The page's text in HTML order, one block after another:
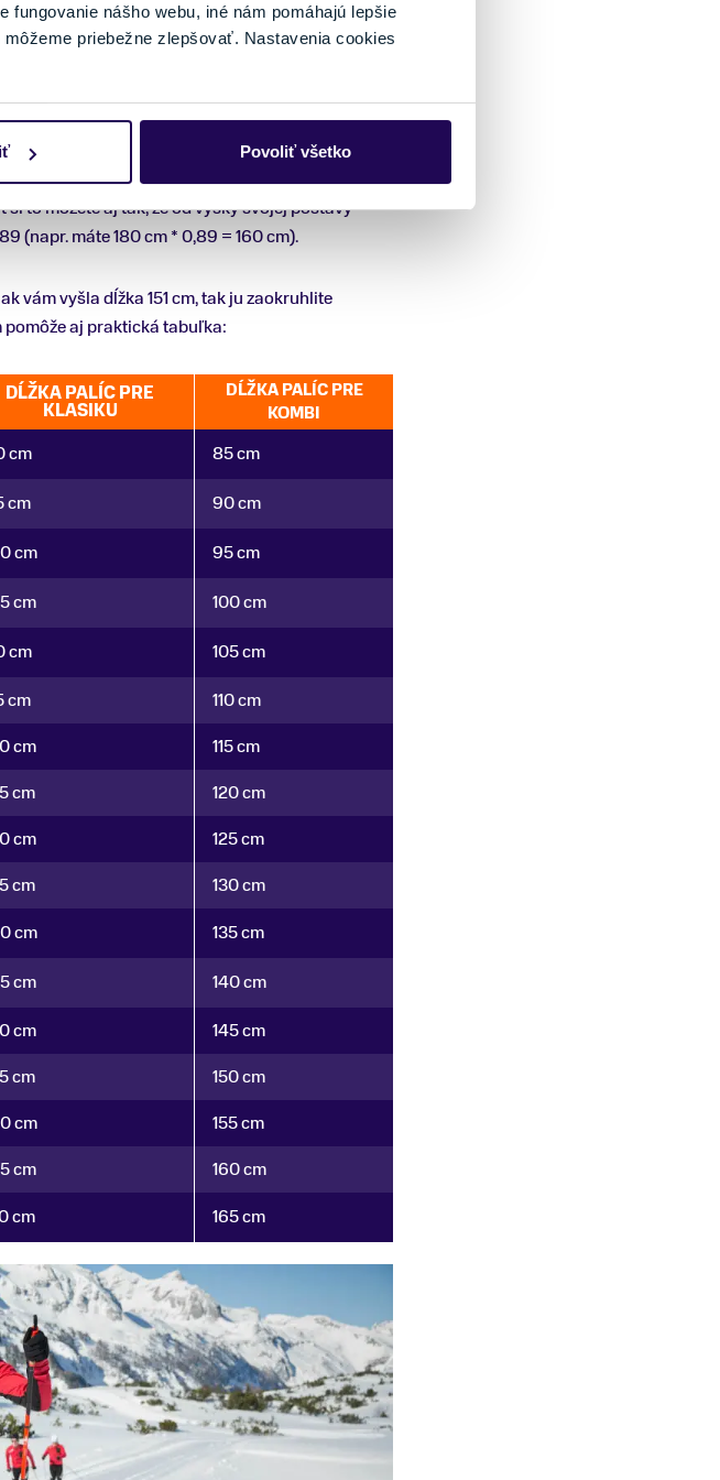
nášho webu, iné nám pomáhajú lepšie
priebežne zlepšovať. Nastavenia cookies
Povoliť všetko
siahať
s ideálnou dĺžkou medzi nosom a bradou. Menej
to môžete aj tak, že od výšky svojej postavy
(napr. máte 180 cm * 0,89 = 160 cm).
vám vyšla dĺžka 151 cm, tak ju zaokruhlite
pomôže aj praktická tabuľka:
DĹŽKA PALÍC PRE
KLASIKU
DĹŽKA PALÍC PRE
KOMBI
cm 85 cm
cm 90 cm
cm 95 cm
cm 100 cm
cm
105 cm
cm
110 cm
cm
115 cm
cm
120 cm
cm
125 cm
cm
130 cm
cm 135 cm
cm
140 cm
cm
145 cm
cm
150 cm
cm
155 cm
cm
160 cm
cm 165 cm